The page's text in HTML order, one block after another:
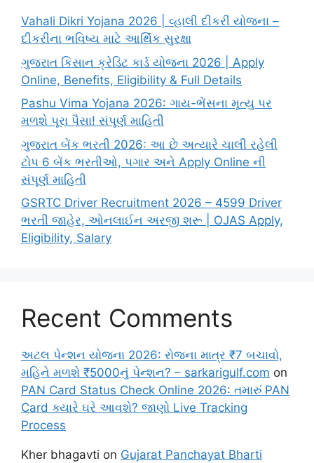
Vahali Dikri Yojana 2026 | વ્હાલી દીકરી યોજના –
દીકરીના ભવિષ્ય માટે આર્થિક સુરક્ષા
ગુજરાત કિસાન ક્રેડિટ કાર્ડ યોજના 2026 | Apply
Online, Benefits, Eligibility & Full Details
Pashu Vima Yojana 2026: ગાય-ભેંસના મૃત્યુ પર
મળશે પૂરા પૈસા! સંપૂર્ણ માહિતી
ગુજરાત બેંક ભરતી 2026: આ છે અત્યારે ચાલી રહેલી
ટોપ 6 બેંક ભરતીઓ, પગાર અને Apply Online ની
સંપૂર્ણ માહિતી
GSRTC Driver Recruitment 2026 – 4599 Driver
ભરતી જાહેર, ઓનલાઈન અરજી શરૂ | OJAS Apply,
Eligibility, Salary
Recent Comments
અટલ પેન્શન યોજના 2026: રોજના માત્ર ₹7 બચાવો,
મહિને મળશે ₹5000નું પેન્શન? – sarkarigulf.com on
PAN Card Status Check Online 2026: તમારું PAN
Card ક્યારે ઘરે આવશે? જાણો Live Tracking
Process
Kher bhagavti on Gujarat Panchayat Bharti